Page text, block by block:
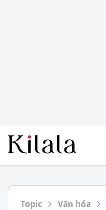
Topic Văn hóa